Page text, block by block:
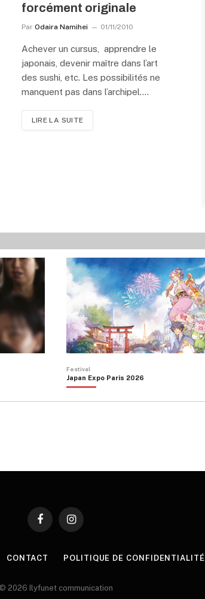
forcément originale
Par Odaira Namihei 01/11/2010
Achever un cursus, apprendre le
japonais, devenir maître dans l’art
des sushi, etc. Les possibilités ne
manquent pas dans l’archipel.…
LIRE LA SUITE
Festival
Japan Expo Paris 2026
FacebookInstagram
CONTACT POLITIQUE DE CONFIDENTIALITÉ
© 2026 Ilyfunet communication